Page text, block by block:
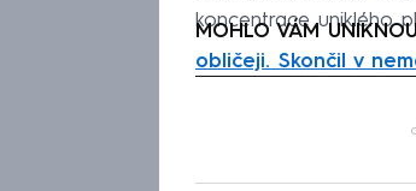
koncentrace uniklého
MOHLO VÁM
obličeji. Skončil v